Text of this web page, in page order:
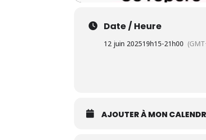
Date / Heure
12 juin 202519h15-21h00
AJOUTER À MON